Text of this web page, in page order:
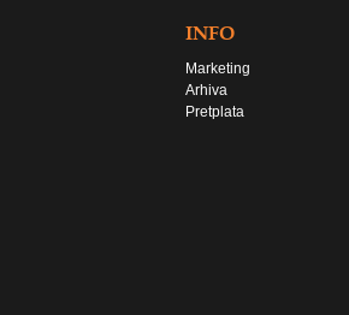
INFO
Marketing
Arhiva
Pretplata